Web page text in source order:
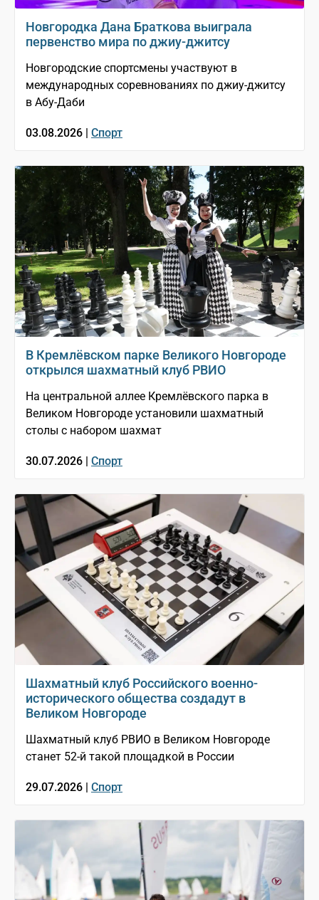
Новгородка Дана Браткова выиграла
первенство мира по джиу-джитсу
Новгородские спортсмены участвуют в
международных соревнованиях по джиу-джитсу
в Абу-Даби
03.08.2026 | Спорт
В Кремлёвском парке Великого Новгороде
открылся шахматный клуб РВИО
На центральной аллее Кремлёвского парка в
Великом Новгороде установили шахматный
столы с набором шахмат
30.07.2026 | Спорт
Шахматный клуб Российского военно-
исторического общества создадут в
Великом Новгороде
Шахматный клуб РВИО в Великом Новгороде
станет 52-й такой площадкой в России
29.07.2026 | Спорт